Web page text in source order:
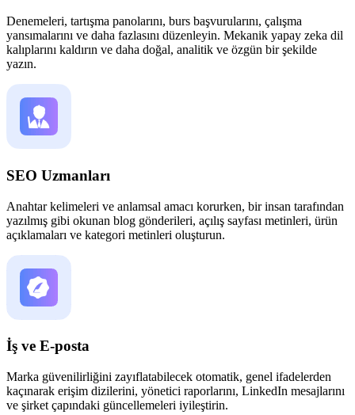
Denemeleri, tartışma panolarını, burs başvurularını, çalışma
yansımalarını ve daha fazlasını düzenleyin. Mekanik yapay zeka dil
kalıplarını kaldırın ve daha doğal, analitik ve özgün bir şekilde
yazın.
SEO Uzmanları
Anahtar kelimeleri ve anlamsal amacı korurken, bir insan tarafından
yazılmış gibi okunan blog gönderileri, açılış sayfası metinleri, ürün
açıklamaları ve kategori metinleri oluşturun.
İş ve E-posta
Marka güvenilirliğini zayıflatabilecek otomatik, genel ifadelerden
kaçınarak erişim dizilerini, yönetici raporlarını, LinkedIn mesajlarını
ve şirket çapındaki güncellemeleri iyileştirin.